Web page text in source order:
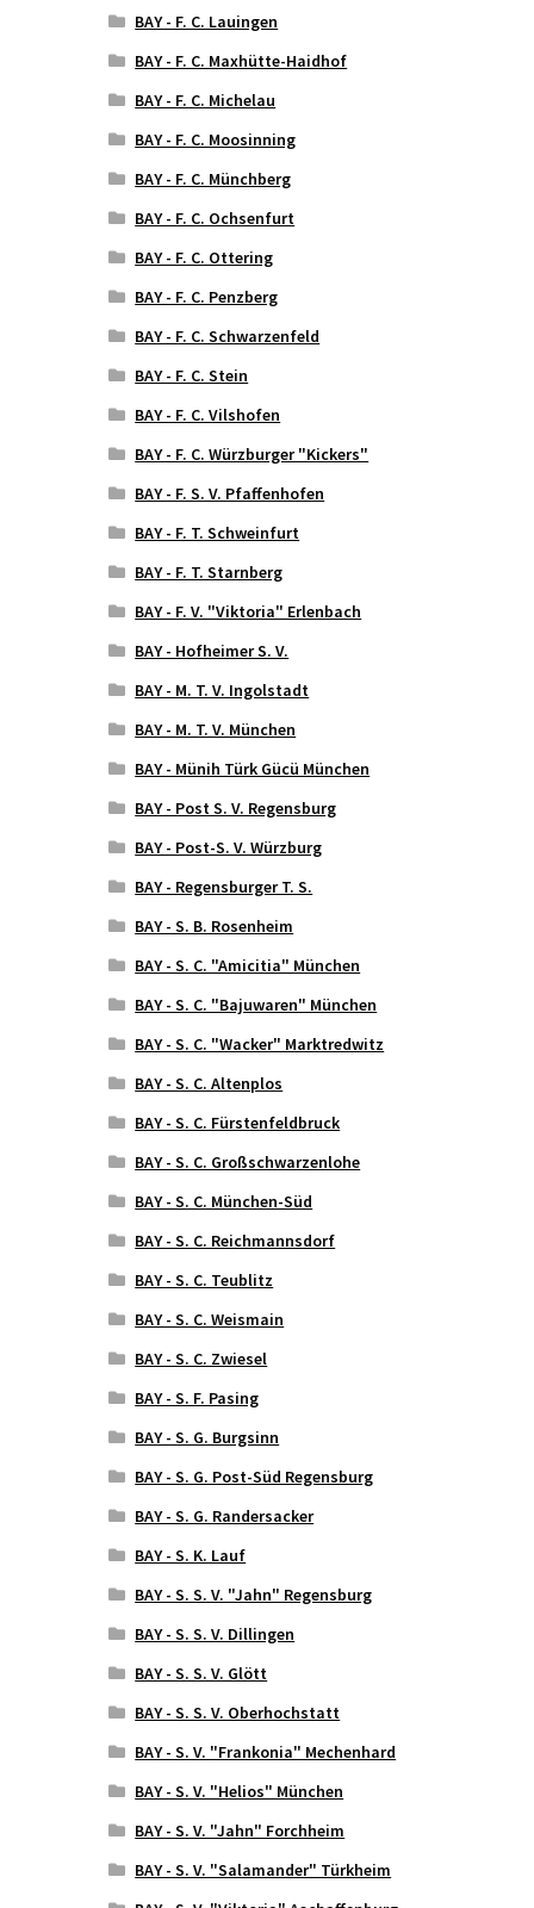
BAY - F. C. Lauingen
BAY - F. C. Maxhütte-Haidhof
BAY - F. C. Michelau
BAY - F. C. Moosinning
BAY - F. C. Münchberg
BAY - F. C. Ochsenfurt
BAY - F. C. Ottering
BAY - F. C. Penzberg
BAY - F. C. Schwarzenfeld
BAY - F. C. Stein
BAY - F. C. Vilshofen
BAY - F. C. Würzburger "Kickers"
BAY - F. S. V. Pfaffenhofen
BAY - F. T. Schweinfurt
BAY - F. T. Starnberg
BAY - F. V. "Viktoria" Erlenbach
BAY - Hofheimer S. V.
BAY - M. T. V. Ingolstadt
BAY - M. T. V. München
BAY - Münih Türk Gücü München
BAY - Post S. V. Regensburg
BAY - Post-S. V. Würzburg
BAY - Regensburger T. S.
BAY - S. B. Rosenheim
BAY - S. C. "Amicitia" München
BAY - S. C. "Bajuwaren" München
BAY - S. C. "Wacker" Marktredwitz
BAY - S. C. Altenplos
BAY - S. C. Fürstenfeldbruck
BAY - S. C. Großschwarzenlohe
BAY - S. C. München-Süd
BAY - S. C. Reichmannsdorf
BAY - S. C. Teublitz
BAY - S. C. Weismain
BAY - S. C. Zwiesel
BAY - S. F. Pasing
BAY - S. G. Burgsinn
BAY - S. G. Post-Süd Regensburg
BAY - S. G. Randersacker
BAY - S. K. Lauf
BAY - S. S. V. "Jahn" Regensburg
BAY - S. S. V. Dillingen
BAY - S. S. V. Glött
BAY - S. S. V. Oberhochstatt
BAY - S. V. "Frankonia" Mechenhard
BAY - S. V. "Helios" München
BAY - S. V. "Jahn" Forchheim
BAY - S. V. "Salamander" Türkheim